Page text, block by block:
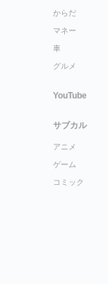
からだ
マネー
車
グルメ
YouTube
サブカル
アニメ
ゲーム
コミック